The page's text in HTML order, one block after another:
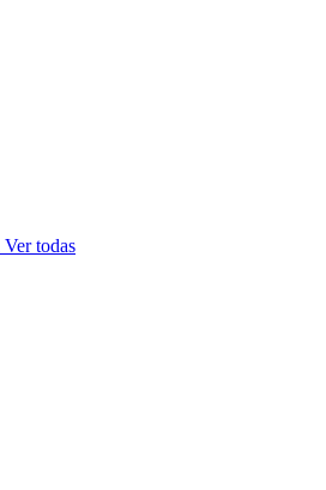
Ver todas